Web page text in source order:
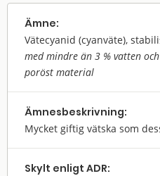
Ämne:
Vätecyanid (cyanväte),
med mindre än 3 % vatten
poröst material
Ämnes­beskrivning:
Mycket giftig vätska som
Skylt enligt ADR: